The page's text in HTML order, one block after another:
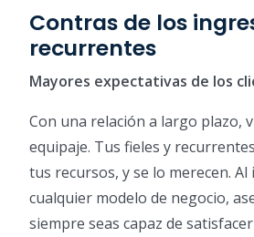
Contras de los
recurrentes
Mayores expectativas de los
Con una relación a largo plazo,
equipaje. Tus fieles y
tus recursos, y se lo merecen. Al
cualquier modelo de negocio,
siempre seas capaz de